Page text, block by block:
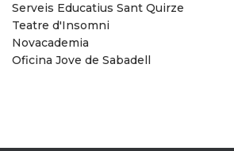
Serveis Educatius Sant Quirze
Teatre d'Insomni
Novacademia
Oficina Jove de Sabadell